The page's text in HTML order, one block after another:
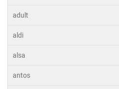
adult
aldi
alsa
antos